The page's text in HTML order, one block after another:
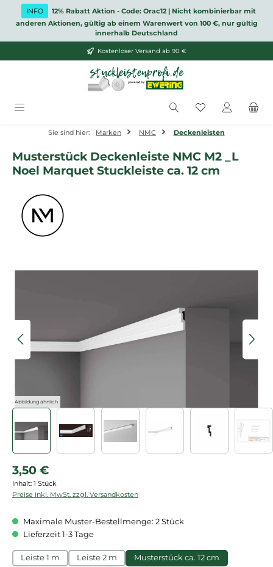
Zum Hauptinhalt springen
INFO
12% Rabatt Aktion - Code: Orac12 | Nicht kombinierbar mit
anderen Aktionen, gültig ab einem Warenwert von 100 €, nur gültig
innerhalb Deutschland
Kostenloser Versand ab 90 €
Du hast 0
Sie sind hier: Marken NMC Deckenleisten
Musterstück Deckenleiste NMC M2 _L
Noel Marquet Stuckleiste ca. 12 cm
Abbildung ähnlich
Regulärer Preis:
3,50 €
Inhalt: 1 Stück
Preise inkl. MwSt. zzgl. Versandkosten
Maximale Muster-Bestellmenge: 2 Stück
Lieferzeit 1-3 Tage
Leiste 1 m Leiste 2 m Musterstück ca. 12 cm